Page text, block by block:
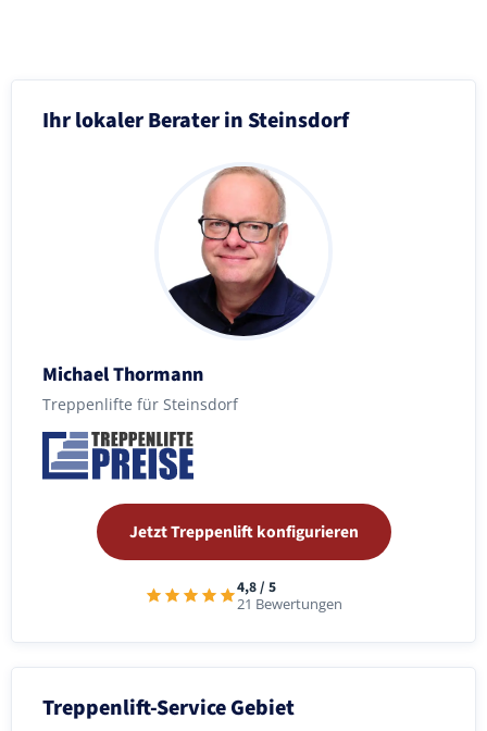
Ihr lokaler Berater in Steinsdorf
Michael Thormann
Treppenlifte für Steinsdorf
Jetzt Treppenlift konfigurieren
4,8 / 5
21 Bewertungen
Treppenlift-Service Gebiet